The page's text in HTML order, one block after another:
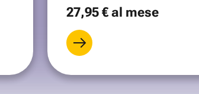
27,95 €al mese